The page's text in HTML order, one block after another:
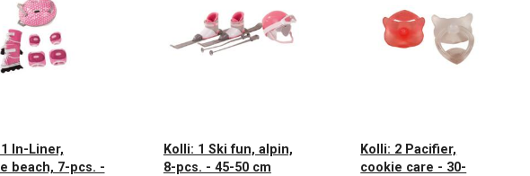
In-Liner,
beach, 7-pcs. -
Kolli: 1 Ski fun, alpin,
8-pcs. - 45-50 cm
Kolli: 2 Pacifier,
cookie care - 30-